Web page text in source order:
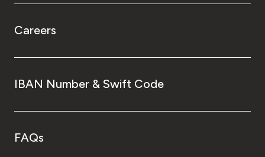
Careers
IBAN Number & Swift Code
FAQs